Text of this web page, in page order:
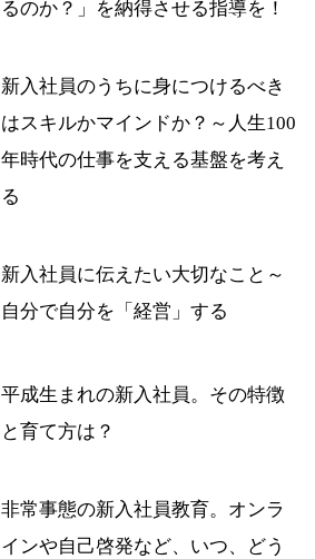
るのか？」を納得させる指導を！
新入社員のうちに身につけるべき
はスキルかマインドか？～人生100
年時代の仕事を支える基盤を考え
る
新入社員に伝えたい大切なこと～
自分で自分を「経営」する
平成生まれの新入社員。その特徴
と育て方は？
非常事態の新入社員教育。オンラ
インや自己啓発など、いつ、どう